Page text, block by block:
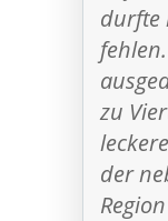
durfte
zu
der